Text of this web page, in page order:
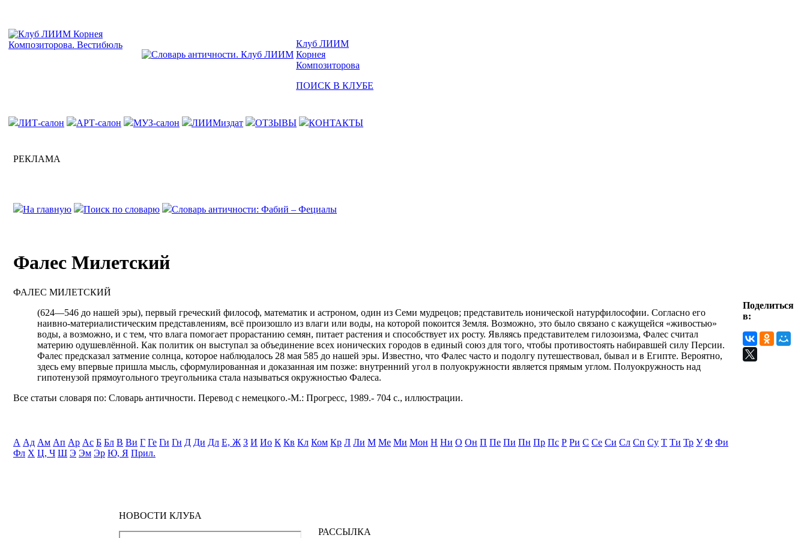
Клуб ЛИИМ
Корнея
Композиторова
ПОИСК В КЛУБЕ
ЛИТ-салон АРТ-салон МУЗ-салон ЛИИМиздат ОТЗЫВЫ КОНТАКТЫ
РЕКЛАМА
На главную Поиск по словарю Словарь античности: Фабий – Фециалы
Фалес Милетский
ФАЛЕС МИЛЕТСКИЙ
(624—546 до нашей эры), первый греческий философ, математик и астроном, один из Семи мудрецов; представитель ионической натурфилософии. Согласно его
наивно-материалистическим представлениям, всё произошло из влаги или воды, на которой покоится Земля. Возможно, это было связано с кажущейся «живостью»
воды, а возможно, и с тем, что влага помогает прорастанию семян, питает растения и способствует их росту. Являясь представителем гилозоизма, Фалес считал
материю одушевлённой. Как политик он выступал за объединение всех ионических городов в единый союз для того, чтобы противостоять набиравшей силу Персии.
Фалес предсказал затмение солнца, которое наблюдалось 28 мая 585 до нашей эры. Известно, что Фалес часто и подолгу путешествовал, бывал и в Египте. Вероятно,
здесь ему впервые пришла мысль, сформулированная и доказанная им позже: внутренний угол в полуокружности является прямым углом. Полуокружность над
гипотенузой прямоугольного треугольника стала называться окружностью Фалеса.
Все статьи словаря по: Словарь античности. Перевод с немецкого.-М.: Прогресс, 1989.- 704 с., иллюстрации.
А Ад Ам Ап Ар Ас Б Бл В Ви Г Ге Ги Гн Д Ди Дл Е, Ж З И Ио К Кв Кл Ком Кр Л Ли М Ме Ми Мон Н Ни О Он П Пе Пи Пн Пр Пс Р Ри С Се Си Сл Сп Су Т Ти Тр У Ф Фи
Фл Х Ц, Ч Ш Э Эм Эр Ю, Я Прил.
Поделиться
в:
НОВОСТИ КЛУБА
РАССЫЛКА